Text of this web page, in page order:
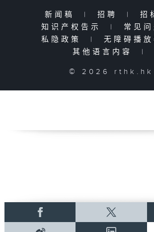
新闻稿 | 招聘 | 招
知识产权告示
| 常见
私隐政策
| 无障碍播
其他语言内容
|
© 2026 rthk.hk